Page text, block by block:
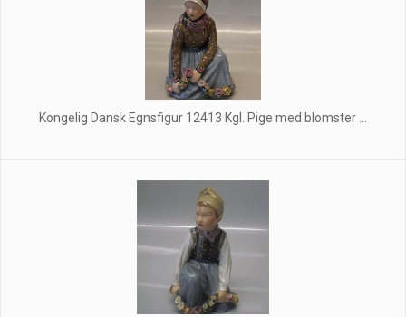
Kongelig Dansk Egnsfigur 12413 Kgl. Pige med blomster ...